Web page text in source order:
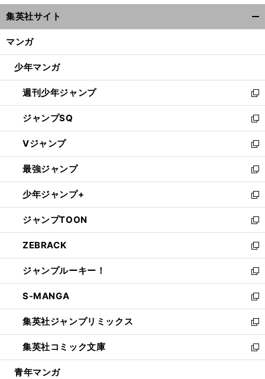
ウ
ィ
ン
ウ
開
く
集英社サイト
マンガ
少年マンガ
週刊少年ジャンプ
新
し
い
ウ
ィ
ン
ド
ウ
で
開
く
ジャンプSQ
新
し
い
ウ
ィ
ン
ド
ウ
で
開
く
Vジャンプ
新
し
い
ウ
ィ
ン
ド
ウ
で
開
く
最強ジャンプ
新
し
い
ウ
ィ
ン
ド
ウ
で
開
く
少年ジャンプ+
新
し
い
ウ
ィ
ン
ド
ウ
で
開
く
ジャンプTOON
新
し
い
ウ
ィ
ン
ド
ウ
で
開
く
ZEBRACK
新
し
い
ウ
ィ
ン
ド
ウ
で
開
ジャンプルーキー！
新
し
い
ウ
ィ
ン
ド
ウ
S-MANGA
新
し
い
ウ
ィ
ン
集英社ジャンプリミックス
新
し
い
ウ
集英社コミック文庫
新
し
青年マンガ